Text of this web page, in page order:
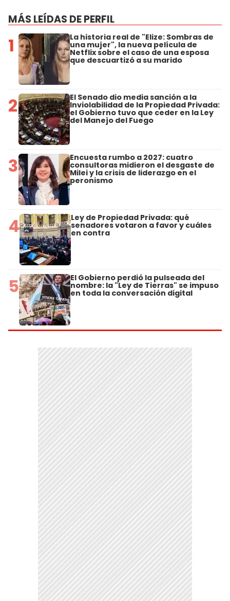
MÁS LEÍDAS DE PERFIL
1 La historia real de "Elize: Sombras de
una mujer", la nueva película de
Netflix sobre el caso de una esposa
que descuartizó a su marido
2 El Senado dio media sanción a la
Inviolabilidad de la Propiedad Privada:
el Gobierno tuvo que ceder en la Ley
del Manejo del Fuego
3 Encuesta rumbo a 2027: cuatro
consultoras midieron el desgaste de
Milei y la crisis de liderazgo en el
peronismo
4 Ley de Propiedad Privada: qué
senadores votaron a favor y cuáles
en contra
5 El Gobierno perdió la pulseada del
nombre: la "Ley de Tierras" se impuso
en toda la conversación digital